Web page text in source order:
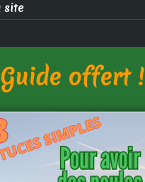
site
Guide offert !